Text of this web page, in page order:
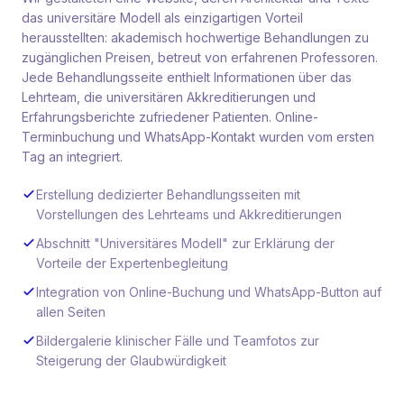
das universitäre Modell als einzigartigen Vorteil
herausstellten: akademisch hochwertige Behandlungen zu
zugänglichen Preisen, betreut von erfahrenen Professoren.
Jede Behandlungsseite enthielt Informationen über das
Lehrteam, die universitären Akkreditierungen und
Erfahrungsberichte zufriedener Patienten. Online-
Terminbuchung und WhatsApp-Kontakt wurden vom ersten
Tag an integriert.
Erstellung dedizierter Behandlungsseiten mit
Vorstellungen des Lehrteams und Akkreditierungen
Abschnitt "Universitäres Modell" zur Erklärung der
Vorteile der Expertenbegleitung
Integration von Online-Buchung und WhatsApp-Button auf
allen Seiten
Bildergalerie klinischer Fälle und Teamfotos zur
Steigerung der Glaubwürdigkeit